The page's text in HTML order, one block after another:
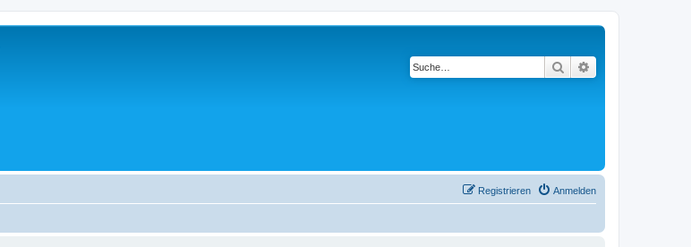
Suche
Anmelden
Registrieren